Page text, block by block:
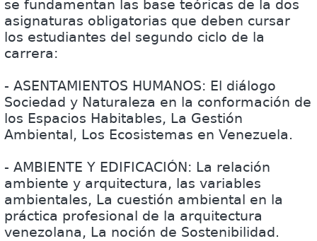
se fundamentan las base teóricas de la dos
asignaturas obligatorias que deben cursar
los estudiantes del segundo ciclo de la
carrera:
- ASENTAMIENTOS HUMANOS: El diálogo
Sociedad y Naturaleza en la conformación de
los Espacios Habitables, La Gestión
Ambiental, Los Ecosistemas en Venezuela.
- AMBIENTE Y EDIFICACIÓN: La relación
ambiente y arquitectura, las variables
ambientales, La cuestión ambiental en la
práctica profesional de la arquitectura
venezolana, La noción de Sostenibilidad.